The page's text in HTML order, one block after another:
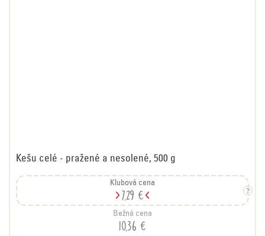
Kešu celé - pražené a nesolené, 500 g
Klubová cena
7,29 €
Bežná cena
10,36 €